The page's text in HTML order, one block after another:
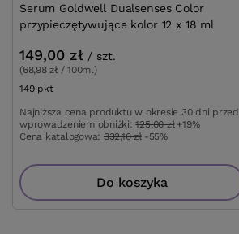
Serum Goldwell Dualsenses Color
przypieczętywujące kolor 12 x 18 ml
149,00 zł / szt.
(68,98 zł / 100ml)
149 pktpunktów
Najniższa cena produktu w okresie 30 dni przed
wprowadzeniem obniżki:125,00 zł +19%
Cena katalogowa: 332,10 zł -55%
Do koszyka